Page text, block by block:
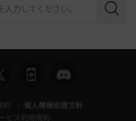
検
約
個人情報処理方針
ビス利用規約